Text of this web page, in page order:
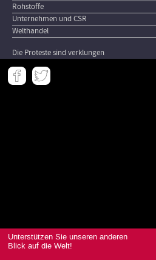
Unterstützen Sie unseren anderen
Blick auf die Welt!
Rohstoffe
Unternehmen und CSR
Welthandel
Die Proteste sind verklungen
Meta
-